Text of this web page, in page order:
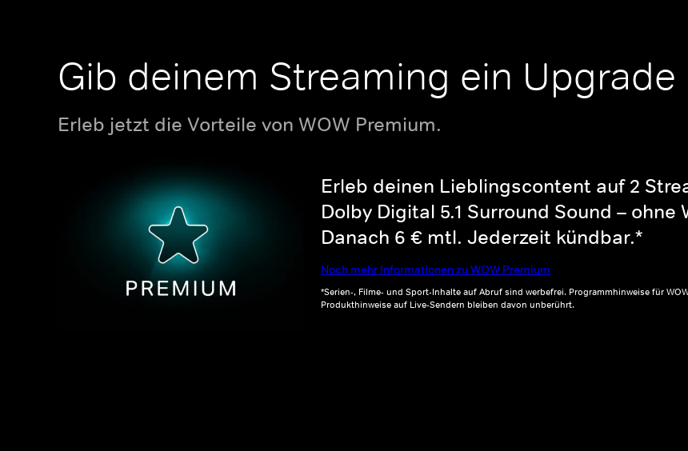
Gib deinem Streaming ein Upgrade
Erleb jetzt die Vorteile von WOW Premium.
Erleb deinen Lieblingscontent auf 2
Dolby Digital 5.1 Surround Sound –
Danach 6 € mtl. Jederzeit kündbar.*
Noch mehr Informationen zu WOW Premium
*Serien-, Filme- und Sport-Inhalte auf Abruf sind werbefrei. Programmhinweise für
Produkthinweise auf Live-Sendern bleiben davon unberührt.